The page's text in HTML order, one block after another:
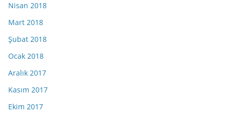
Nisan 2018
Mart 2018
Şubat 2018
Ocak 2018
Aralık 2017
Kasım 2017
Ekim 2017